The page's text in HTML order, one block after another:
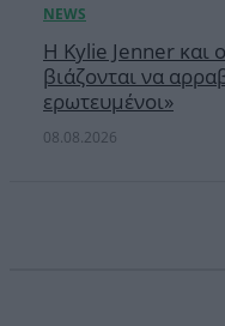
Η Kylie Jenner και
βιάζονται να
ερωτευμένοι»
08.08.2026